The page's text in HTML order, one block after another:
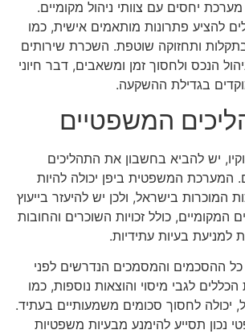
יחסים עם צוותי ניהול מקומיים.
להציע פתרונות מותאמים אישית, כמו
בתקלות ותחזוקה שוטפת. השכרת שירותים
הנכס ולחסוך זמן ומשאבים, דבר חיוני
בגדילת ההשקעה.
המשפטיים
יש להביא בחשבון את התהליכים
המערכת המשפטית ביפן יכולה להיות
המוכרות בישראל, ולכן יש להיעזר בייעוץ
המקומיים, כולל זכויות השוכרים והחובות
למניעת בעיות עתידיות.
ההסכמים והמסמכים הנדרשים לפני
לגבי מיסוי והוצאות נוספות, כמו
יכולה לחסוך סכומים משמעותיים בעתיד.
נכון תסייע להימנע מבעיות משפטיות